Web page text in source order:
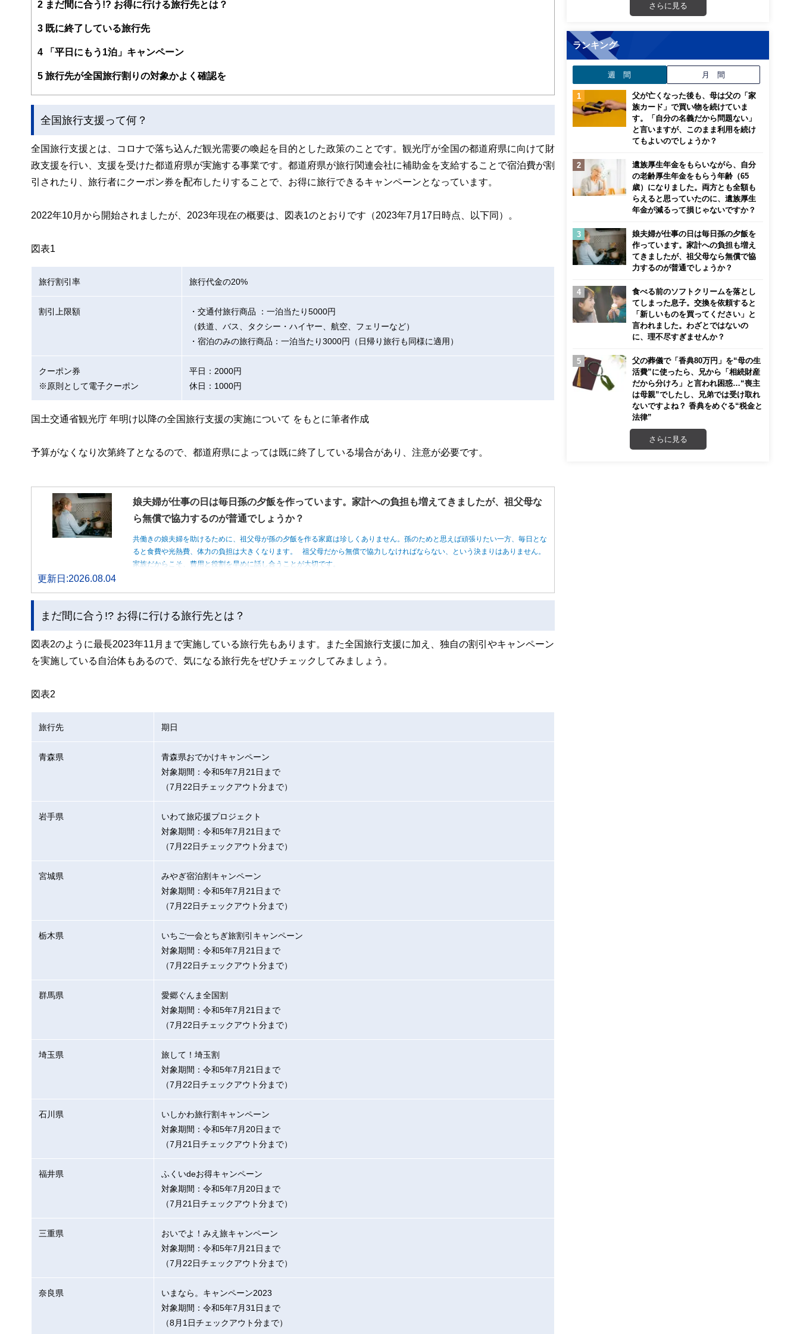
ー、公認会計士、社会保険労務士、行政書士、投資アナリスト、キャリアコンサルタントなど150名以上の有資格者を執筆者・監修者として迎
と、読み応えのあるコンテンツと確かな情報発信を実現しています。
私たちは、快適でより良い生活のアイデアを提供するお金のコンシェルジュを目指します。
2 まだ間に合う!? お得に行ける旅行先とは？
3 既に終了している旅行先
4 「平日にもう1泊」キャンペーン
5 旅行先が全国旅行割りの対象かよく確認を
全国旅行支援って何？
全国旅行支援とは、コロナで落ち込んだ観光需要の喚起を目的とした政策のことです。観光庁が全国の都道府県に向けて財
政支援を行い、支援を受けた都道府県が実施する事業です。都道府県が旅行関連会社に補助金を支給することで宿泊費が割
引されたり、旅行者にクーポン券を配布したりすることで、お得に旅行できるキャンペーンとなっています。
2022年10月から開始されましたが、2023年現在の概要は、図表1のとおりです（2023年7月17日時点、以下同）。
図表1
旅行割引率 旅行代金の20%
割引上限額
・交通付旅行商品 ：一泊当たり5000円
（鉄道、バス、タクシー・ハイヤー、航空、フェリーなど）
・宿泊のみの旅行商品：一泊当たり3000円（日帰り旅行も同様に適用）
クーポン券
※原則として電子クーポン
平日：2000円
休日：1000円
国土交通省観光庁 年明け以降の全国旅行支援の実施について をもとに筆者作成
予算がなくなり次第終了となるので、都道府県によっては既に終了している場合があり、注意が必要です。
娘夫婦が仕事の日は毎日孫の夕飯を作っています。家計への負担も増えてきましたが、祖父母な
ら無償で協力するのが普通でしょうか？
共働きの娘夫婦を助けるために、祖父母が孫の夕飯を作る家庭は珍しくありません。孫のためと思えば頑張りたい一方、毎日とな
ると食費や光熱費、体力の負担は大きくなります。 祖父母だから無償で協力しなければならない、という決まりはありません。
家族だからこそ、費用と役割を早めに話し合うことが大切です。
更新日:2026.08.04
まだ間に合う!? お得に行ける旅行先とは？
図表2のように最長2023年11月まで実施している旅行先もあります。また全国旅行支援に加え、独自の割引やキャンペーン
を実施している自治体もあるので、気になる旅行先をぜひチェックしてみましょう。
図表2
旅行先 期日
青森県
青森県おでかけキャンペーン
対象期間：令和5年7月21日まで
（7月22日チェックアウト分まで）
岩手県
いわて旅応援プロジェクト
対象期間：令和5年7月21日まで
（7月22日チェックアウト分まで）
宮城県
みやぎ宿泊割キャンペーン
対象期間：令和5年7月21日まで
（7月22日チェックアウト分まで）
栃木県
いちご一会とちぎ旅割引キャンペーン
対象期間：令和5年7月21日まで
（7月22日チェックアウト分まで）
群馬県
愛郷ぐんま全国割
対象期間：令和5年7月21日まで
（7月22日チェックアウト分まで）
埼玉県
旅して！埼玉割
対象期間：令和5年7月21日まで
（7月22日チェックアウト分まで）
石川県
いしかわ旅行割キャンペーン
対象期間：令和5年7月20日まで
（7月21日チェックアウト分まで）
福井県
ふくいdeお得キャンペーン
対象期間：令和5年7月20日まで
（7月21日チェックアウト分まで）
三重県
おいでよ！みえ旅キャンペーン
対象期間：令和5年7月21日まで
（7月22日チェックアウト分まで）
奈良県
いまなら。キャンペーン2023
対象期間：令和5年7月31日まで
（8月1日チェックアウト分まで）
さらに見る
ランキング
週 間 月 間
父が亡くなった後も、母は父の「家
族カード」で買い物を続けていま
す。「自分の名義だから問題ない」
と言いますが、このまま利用を続け
てもよいのでしょうか？
遺族厚生年金をもらいながら、自分
の老齢厚生年金をもらう年齢（65
歳）になりました。両方とも全額も
らえると思っていたのに、遺族厚生
年金が減るって損じゃないですか？
娘夫婦が仕事の日は毎日孫の夕飯を
作っています。家計への負担も増え
てきましたが、祖父母なら無償で協
力するのが普通でしょうか？
食べる前のソフトクリームを落とし
てしまった息子。交換を依頼すると
「新しいものを買ってください」と
言われました。わざとではないの
に、理不尽すぎませんか？
父の葬儀で「香典80万円」を“母の生
活費”に使ったら、兄から「相続財産
だから分けろ」と言われ困惑…“喪主
は母親”でしたし、兄弟では受け取れ
ないですよね？ 香典をめぐる“税金と
法律”
さらに見る